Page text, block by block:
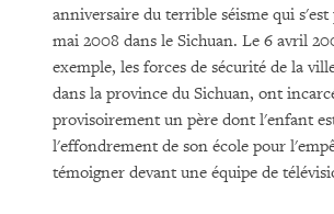
anniversaire du terrible séisme qui s'est
mai 2008 dans le Sichuan. Le 6 avril
exemple, les forces de sécurité de la
dans la province du Sichuan, ont
provisoirement un père dont l'enfant
l'effondrement de son école pour
témoigner devant une équipe de